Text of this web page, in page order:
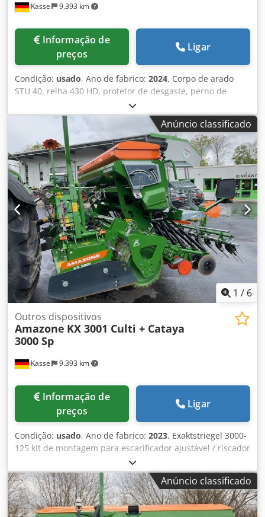
Kassel 9.393 km
preços
Ligar
Condição: usado, Ano de fabrico: 2024, Corpo de arado
STU 40, relha 430 HD, protetor de desgaste, perno de
cisalhamento. Dsdouhnlmopfx Aagewa
Anúncio classificado
1 / 6
Kassel 9.393 km
Outros dispositivos
Amazone KX 3001 Culti + Cataya
3000 Sp
preços
Ligar
Condição: usado, Ano de fabrico: 2023, Exaktstriegel 3000-
125 kit de montagem para escarificador ajustável / riscador
de trilha adicional ou eletrônico 3000 AmaDrill 2 para
Cataya sensor de radar / internacional sensor analógico de
posição de trabalho comutação eletrônica de trilhas de
passagem / válvula de controle e circuito hidráulico de
trilhas de passagem Dsdpotgpggofx Aagjwa
Anúncio classificado